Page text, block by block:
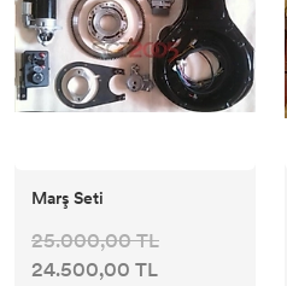
Marş Seti
25.000,00 TL
24.500,00 TL